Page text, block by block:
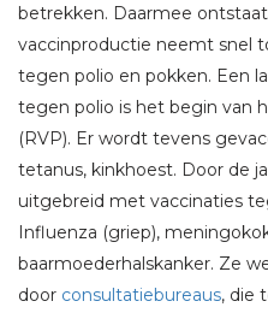
betrekken. Daarmee
vaccinproductie neemt snel
tegen polio en pokken. Een
tegen polio is het begin van
(RVP). Er wordt tevens
tetanus, kinkhoest. Door de
uitgebreid met vaccinaties
Influenza (griep),
baarmoederhalskanker. Ze
door consultatiebureaus, die